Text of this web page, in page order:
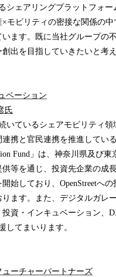
シェアリングプラットフォ
×モビリティの密接な関係の
ます。既に当社グループの
出を目指していきたいと考え
ベーション
氏
いているシェアモビリティ
携と官民連携を推進してい
Fund」は、神奈川県及び
等を通じ、投資先企業の成
始しており、OpenStreetへ
ます。また、デジタルガレ
資・インキュベーション、
してまいります。
ーチャーパートナーズ